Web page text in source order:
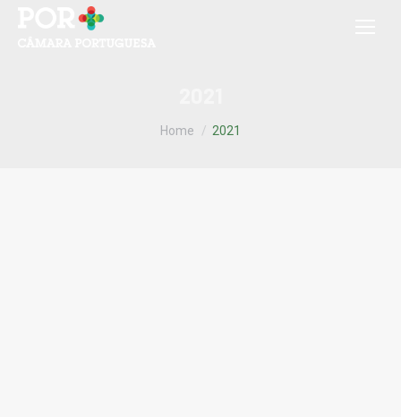
You are here:
Home 2021